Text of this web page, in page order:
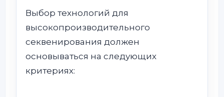
Выбор технологий для
высокопроизводительного
секвенирования должен
основываться на следующих
критериях: